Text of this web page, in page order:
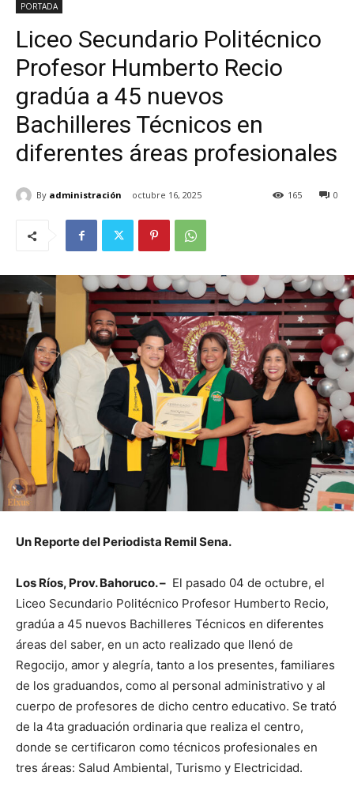
PORTADA
Liceo Secundario Politécnico
Profesor Humberto Recio
gradúa a 45 nuevos
Bachilleres Técnicos en
diferentes áreas profesionales
By administración octubre 16, 2025 0
165
Un Reporte del Periodista Remil Sena.
Los Ríos, Prov. Bahoruco. – El pasado 04 de octubre, el
Liceo Secundario Politécnico Profesor Humberto Recio,
gradúa a 45 nuevos Bachilleres Técnicos en diferentes
áreas del saber, en un acto realizado que llenó de
Regocijo, amor y alegría, tanto a los presentes, familiares
de los graduandos, como al personal administrativo y al
cuerpo de profesores de dicho centro educativo. Se trató
de la 4ta graduación ordinaria que realiza el centro,
donde se certificaron como técnicos profesionales en
tres áreas: Salud Ambiental, Turismo y Electricidad.